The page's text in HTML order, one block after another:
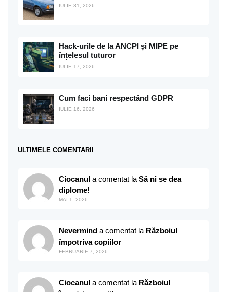
IULIE 31, 2026
Hack-urile de la ANCPI și MIPE pe
înțelesul tuturor
IULIE 17, 2026
Cum faci bani respectând GDPR
IULIE 16, 2026
ULTIMELE COMENTARII
Ciocanul a comentat la Să ni se dea
diplome!
MAI 1, 2026
Nevermind a comentat la Războiul
împotriva copiilor
FEBRUARIE 7, 2026
Ciocanul a comentat la Războiul